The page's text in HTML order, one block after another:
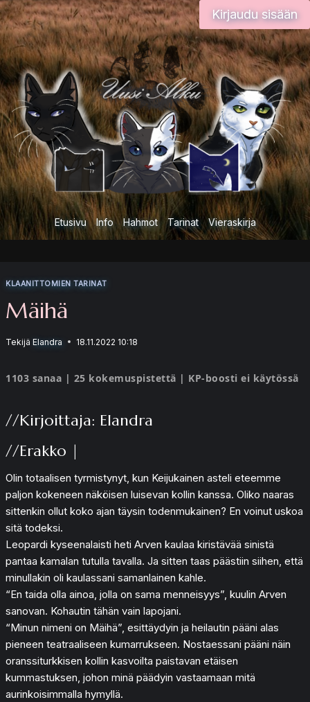
Siirry
sisältöön
Kirjaudu sisään
Etusivu Info Hahmot Tarinat Vieraskirja
KLAANITTOMIEN TARINAT
Mäihä
Tekijä Elandra 18.11.2022 10:18
1103 sanaa | 25 kokemuspistettä | KP-boosti ei käytössä
//Kirjoittaja: Elandra
//Erakko |
Olin totaalisen tyrmistynyt, kun Keijukainen asteli eteemme
paljon kokeneen näköisen luisevan kollin kanssa. Oliko naaras
sittenkin ollut koko ajan täysin todenmukainen? En voinut uskoa
sitä todeksi.
Leopardi kyseenalaisti heti Arven kaulaa kiristävää sinistä
pantaa kamalan tutulla tavalla. Ja sitten taas päästiin siihen, että
minullakin oli kaulassani samanlainen kahle.
“En taida olla ainoa, jolla on sama menneisyys”, kuulin Arven
sanovan. Kohautin tähän vain lapojani.
“Minun nimeni on Mäihä”, esittäydyin ja heilautin pääni alas
pieneen teatraaliseen kumarrukseen. Nostaessani pääni näin
oranssiturkkisen kollin kasvoilta paistavan etäisen
kummastuksen, johon minä päädyin vastaamaan mitä
aurinkoisimmalla hymyllä.